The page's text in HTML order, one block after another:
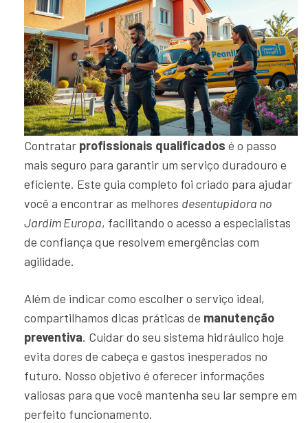
Contratar profissionais qualificados é o passo
mais seguro para garantir um serviço duradouro e
eficiente. Este guia completo foi criado para ajudar
você a encontrar as melhores desentupidora no
Jardim Europa, facilitando o acesso a especialistas
de confiança que resolvem emergências com
agilidade.
Além de indicar como escolher o serviço ideal,
compartilhamos dicas práticas de manutenção
preventiva. Cuidar do seu sistema hidráulico hoje
evita dores de cabeça e gastos inesperados no
futuro. Nosso objetivo é oferecer informações
valiosas para que você mantenha seu lar sempre em
perfeito funcionamento.